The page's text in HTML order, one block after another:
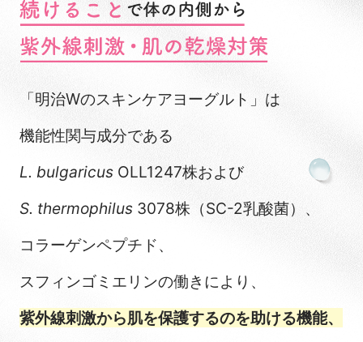
「明治Wのスキンケアヨーグルト」は
機能性関与成分である
L. bulgaricusOLL1247株および
S. thermophilus3078株（SC-2乳酸菌）、
コラーゲンペプチド、
スフィンゴミエリンの働きにより、
紫外線刺激から肌を保護するのを助ける機能、